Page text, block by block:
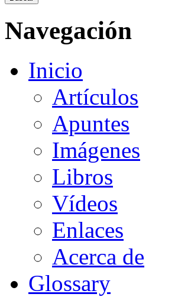
Navegación
Inicio
Artículos
Apuntes
Imágenes
Libros
Vídeos
Enlaces
Acerca de
Glossary